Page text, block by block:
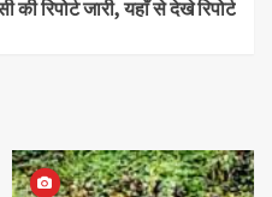
की रिपोर्ट जारी, यहाँ से देखे रिपोर्ट